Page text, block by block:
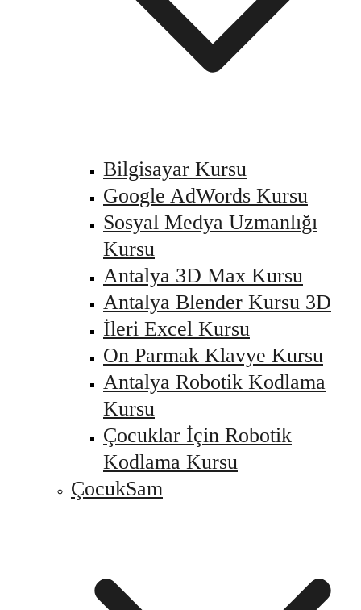
Bilgisayar Kursu
Google AdWords Kursu
Sosyal Medya Uzmanlığı
Kursu
Antalya 3D Max Kursu
Antalya Blender Kursu 3D
İleri Excel Kursu
On Parmak Klavye Kursu
Antalya Robotik Kodlama
Kursu
Çocuklar İçin Robotik
Kodlama Kursu
ÇocukSam